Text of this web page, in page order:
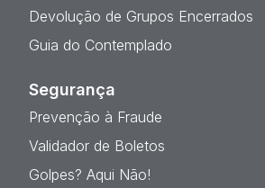
Devolução de Grupos Encerrados
Guia do Contemplado
Segurança
Prevenção à Fraude
Validador de Boletos
Golpes? Aqui Não!